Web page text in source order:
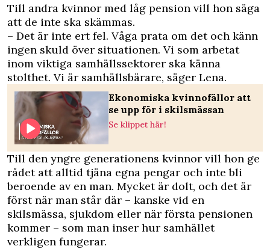
Till andra kvinnor med låg pension vill hon säga
att de inte ska skämmas.
– Det är inte ert fel. Våga prata om det och känn
ingen skuld över situationen. Vi som arbetat
inom viktiga samhällssektorer ska känna
stolthet. Vi är samhällsbärare, säger Lena.
Ekonomiska kvinnofällor att
se upp för i skilsmässan
Se klippet här!
Till den yngre generationens kvinnor vill hon ge
rådet att alltid tjäna egna pengar och inte bli
beroende av en man. Mycket är dolt, och det är
först när man står där – kanske vid en
skilsmässa, sjukdom eller när första pensionen
kommer – som man inser hur samhället
verkligen fungerar.